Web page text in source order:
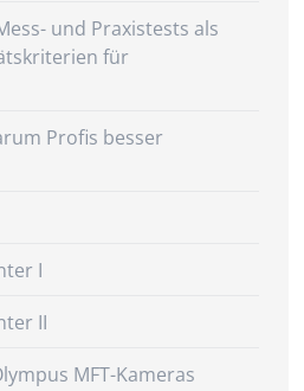
und Praxistests als
für
Profis besser
I
II
MFT-Kameras